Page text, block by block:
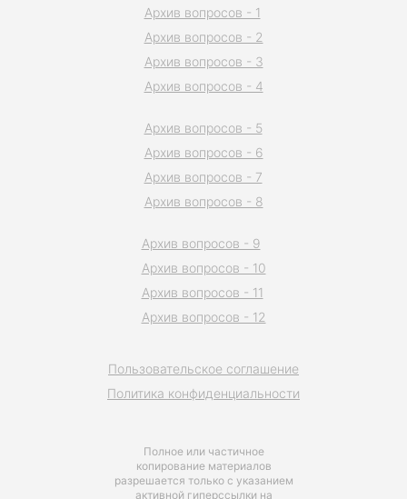
Полное или частичное
копирование материалов
разрешается только с указанием
активной гиперссылки на
Пользовательское соглашение
Политика конфиденциальности
Архив вопросов - 1
Архив вопросов - 2
Архив вопросов - 3
Архив вопросов - 4
Архив вопросов - 5
Архив вопросов - 6
Архив вопросов - 7
Архив вопросов - 8
Архив вопросов - 9
Архив вопросов - 10
Архив вопросов - 11
Архив вопросов - 12